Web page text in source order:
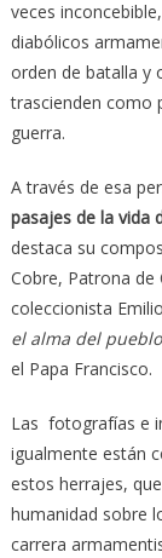
veces
diabólicos
orden de batalla y
trascienden como
guerra.
A través de esa
pasajes de la vida
destaca su
Cobre, Patrona de
coleccionista
el alma del
el Papa Francisco.
Las fotografías e
igualmente están
estos herrajes,
humanidad sobre
carrera